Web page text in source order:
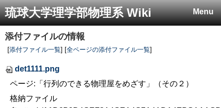
Menu
琉球大学理学部物理系 Wiki
添付ファイルの情報
[添付ファイル一覧] [全ページの添付ファイル一覧]
det1111.png
ページ:「行列のできる物理屋をめざす」（その２）
格納ファイル